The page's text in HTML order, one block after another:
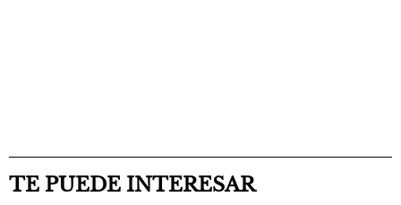
TE PUEDE INTERESAR